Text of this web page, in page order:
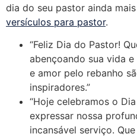
dia do seu pastor ainda
versículos para pastor.
“Feliz Dia do Pastor!
abençoando sua vida
e amor pelo rebanho
inspiradores.”
“Hoje celebramos o
expressar nossa
incansável serviço.